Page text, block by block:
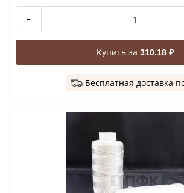
-
Купить за 310.18 ₽
Бесплатная доставка